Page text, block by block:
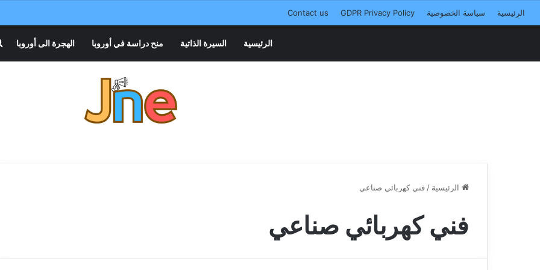
الرئيسية سياسة الخصوصية GDPR Privacy Policy
Contact us
الرئيسية السيرة الذاتية منح دراسة في أوروبا الهجرة الى أوروبا
الرئيسية / فني كهربائي صناعي
فني كهربائي صناعي